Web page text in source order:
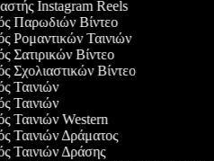
Instagram Reels
Παρωδιών Βίντεο
Ρομαντικών Ταινιών
Σατιρικών Βίντεο
Σχολιαστικών Βίντεο
Ταινιών
Ταινιών
Ταινιών Western
Ταινιών Δράματος
Ταινιών Δράσης